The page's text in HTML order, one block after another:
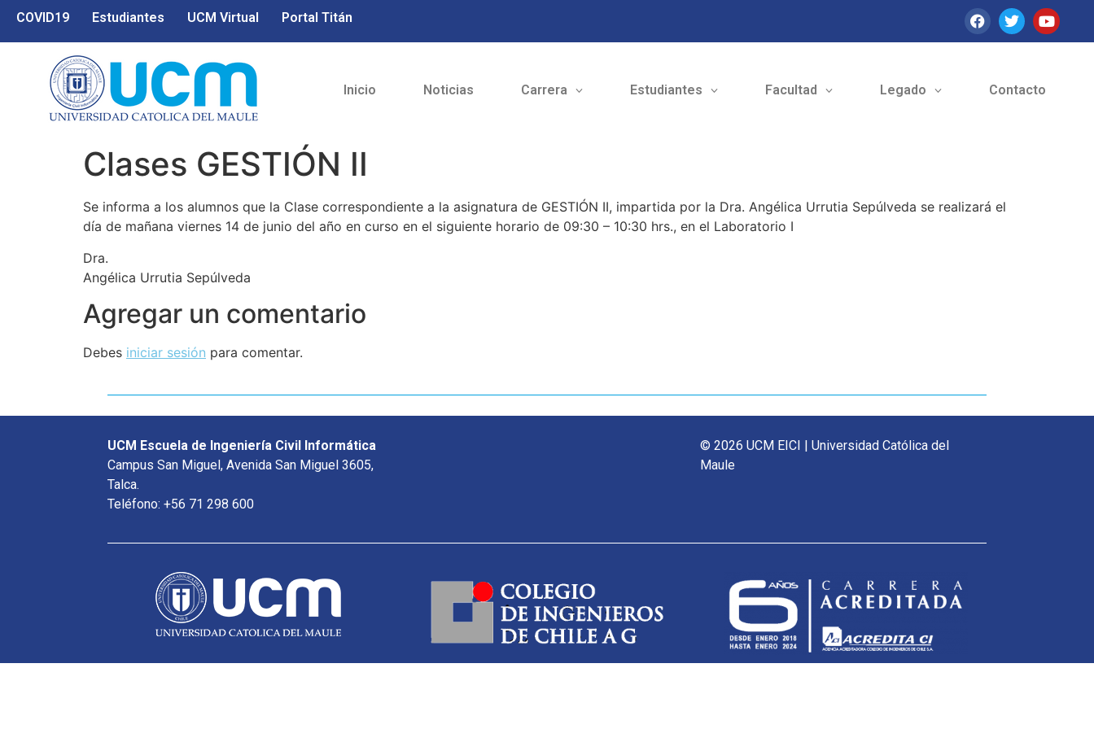
COVID19 Estudiantes UCM Virtual Portal Titán
Inicio Noticias Carrera Estudiantes Facultad Legado Contacto
Clases GESTIÓN II
Se informa a los alumnos que la Clase correspondiente a la asignatura de GESTIÓN II, impartida por la Dra. Angélica Urrutia Sepúlveda se realizará el
día de mañana viernes 14 de junio del año en curso en el siguiente horario de 09:30 – 10:30 hrs., en el Laboratorio I
Dra.
Angélica Urrutia Sepúlveda
Agregar un comentario
Debes iniciar sesión para comentar.
UCM Escuela de Ingeniería Civil Informática
Campus San Miguel, Avenida San Miguel 3605,
Talca.
Teléfono: +56 71 298 600
© 2026 UCM EICI | Universidad Católica del
Maule